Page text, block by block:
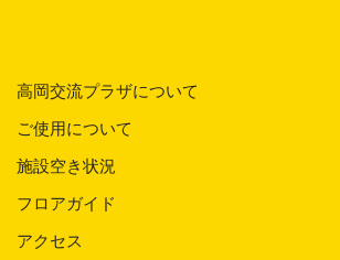
高岡交流プラザについて
ご使用について
施設空き状況
フロアガイド
アクセス